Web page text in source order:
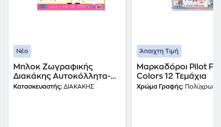
Νέο
Μπλοκ Ζωγραφικής
Διακάκης Αυτοκόλλητα-
Στένσιλ Peppa Pig
Κατασκευαστής: ΔΙΑΚΑΚΗΣ
Άπαιχτη Τιμή
Μαρκαδόροι Pilot
Colors 12 Τεμάχια
Χρώμα Γραφής: Πολύχρωμο